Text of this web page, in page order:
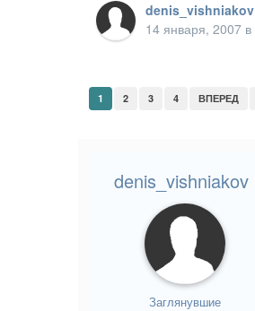
denis_vishniakov
14 января, 2007 в
1 2 3 4 ВПЕРЕД
denis_vishniakov
Заглянувшие